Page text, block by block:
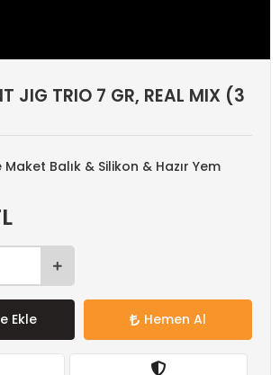
JIG TRIO 7 GR, REAL MIX (3
Maket Balık & Silikon & Hazır Yem
Ekle Hemen Al